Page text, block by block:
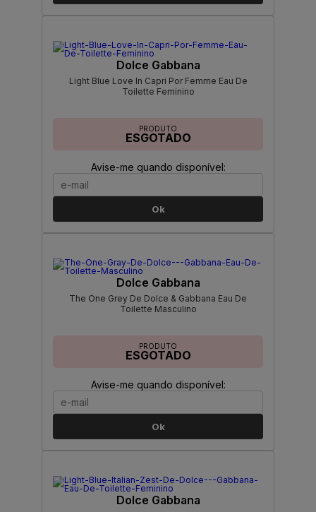
Dolce Gabbana
Light Blue Love In Capri Por Femme Eau De
Toilette Feminino
PRODUTO
ESGOTADO
Avise-me quando disponível:
Ok
Dolce Gabbana
The One Grey De Dolce & Gabbana Eau De
Toilette Masculino
PRODUTO
ESGOTADO
Avise-me quando disponível:
Ok
Dolce Gabbana